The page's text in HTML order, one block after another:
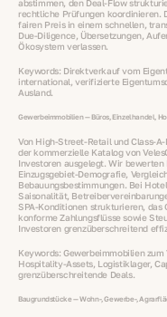
abstimmen, den Deal‑Flow
rechtliche Prüfungen koordinieren.
fairen Preis in einem schnellen,
Due‑Diligence, Übersetzungen,
Ökosystem verlassen.
Keywords: Direktverkauf vom
international, verifizierte
Ausland.
Gewerbeimmobilien — Büros, Einzelhandel,
Von High‑Street‑Retail und
der kommerzielle Katalog von
Investoren ausgelegt. Wir
Einzugsgebiet‑Demografie,
Bebauungsbestimmungen. Bei
Saisonalität,
SPA‑Konditionen strukturieren,
konforme Zahlungsflüsse sowie
Investoren grenzüberschreitend
Keywords: Gewerbeimmobilien
Hospitality‑Assets, Logistiklager,
grenzüberschreitende Deals.
Baugrundstücke — Wohn-, Gewerbe-,